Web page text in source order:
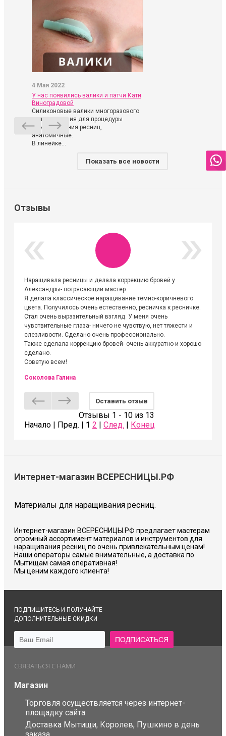
4 Мая 2022
У нас появились валики и патчи Кати
Виноградовой
Силиконовые валики многоразового
использования для процедуры
ламинирования ресниц,
анатомичные.
В линейке...
Показать все новости
Отзывы
Наращивала ресницы и делала коррекцию бровей у
Александры- потрясающий мастер.
Я делала классическое наращивание тёмно-коричневого
цвета. Получилось очень естественно, ресничка к ресничке.
Стал очень выразительный взгляд. У меня очень
чувствительные глаза- ничего не чувствую, нет тяжести и
слезливости. Сделано очень профессионально.
Также сделала коррекцию бровей- очень аккуратно и хорошо
сделано.
Советую всем!
Соколова Галина
Оставить отзыв
Отзывы 1 - 10 из 13
Начало | Пред. | 1 2 След. Конец
Интернет-магазин ВСЕРЕСНИЦЫ.РФ
Материалы для наращивания ресниц.
Интернет-магазин ВСЕРЕСНИЦЫ.РФ предлагает мастерам
огромный ассортимент материалов и инструментов для
наращивания ресниц по очень привлекательным ценам!
Наши операторы самые внимательные, а доставка по
Мытищам самая оперативная!
Мы ценим каждого клиента!
ПОДПИШИТЕСЬ И ПОЛУЧАЙТЕ
ДОПОЛНИТЕЛЬНЫЕ СКИДКИ
СВЯЗАТЬСЯ С НАМИ
Магазин
Торговля осуществляется через интернет-
площадку сайта
Доставка Мытищи, Королев, Пушкино в день